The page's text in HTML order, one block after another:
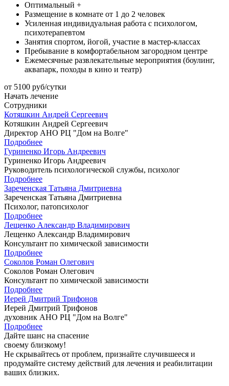
Оптимальный +
Размещение в комнате от 1 до 2 человек
Усиленная индивидуальная работа с психологом,
психотерапевтом
Занятия спортом, йогой, участие в мастер-классах
Пребывание в комфортабельном загородном центре
Ежемесячные развлекательные мероприятия (боулинг,
аквапарк, походы в кино и театр)
от 5100 руб/сутки
Начать лечение
Сотрудники
Котяшкин Андрей Сергеевич
Котяшкин Андрей Сергеевич
Директор АНО РЦ "Дом на Волге"
Подробнее
Гуриненко Игорь Андреевич
Гуриненко Игорь Андреевич
Руководитель психологической службы, психолог
Подробнее
Зареченская Татьяна Дмитриевна
Зареченская Татьяна Дмитриевна
Психолог, патопсихолог
Подробнее
Лещенко Александр Владимирович
Лещенко Александр Владимирович
Консультант по химической зависимости
Подробнее
Соколов Роман Олегович
Соколов Роман Олегович
Консультант по химической зависимости
Подробнее
Иерей Дмитрий Трифонов
Иерей Дмитрий Трифонов
духовник АНО РЦ "Дом на Волге"
Подробнее
Дайте шанс на спасение
своему близкому!
Не скрывайтесь от проблем, признайте случившееся и
продумайте систему действий для лечения и реабилитации
ваших близких.